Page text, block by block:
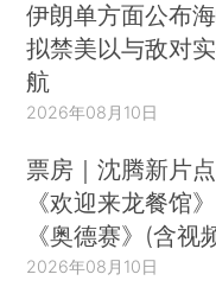
伊朗单方面公布
拟禁美以与敌对
航
2026年08月10日
票房｜沈腾新片
《欢迎来龙餐馆
《奥德赛》(含视
2026年08月10日